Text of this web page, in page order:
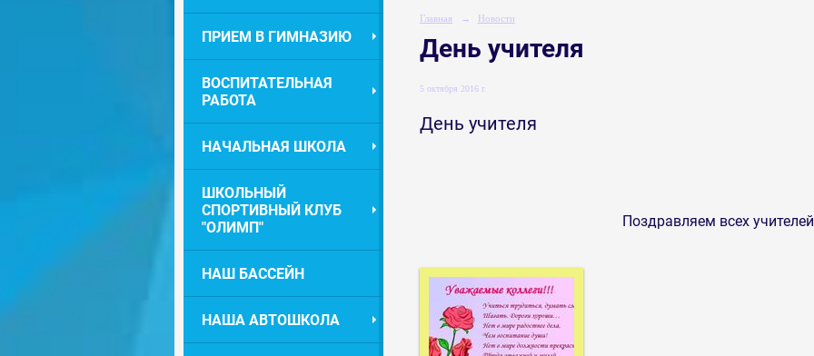
ПРИЕМ В ГИМНАЗИЮ
ВОСПИТАТЕЛЬНАЯ
РАБОТА
НАЧАЛЬНАЯ ШКОЛА
ШКОЛЬНЫЙ
СПОРТИВНЫЙ КЛУБ
"ОЛИМП"
НАШ БАССЕЙН
НАША АВТОШКОЛА
Главная → Новости
День учителя
5 октября 2016 г.
День учителя
Поздравляем всех